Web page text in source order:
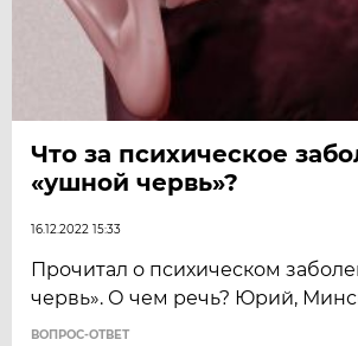
Что за психическое
«ушной червь»?
16.12.2022 15:33
Прочитал о психическом
червь». О чем речь? Юрий,
ВОПРОС-ОТВЕТ